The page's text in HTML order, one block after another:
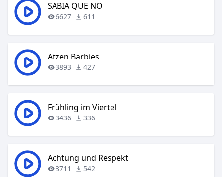
SABIA QUE NO
6627 611
Atzen Barbies
3893 427
Frühling im Viertel
3436 336
Achtung und Respekt
3711 542